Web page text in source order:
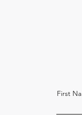
First